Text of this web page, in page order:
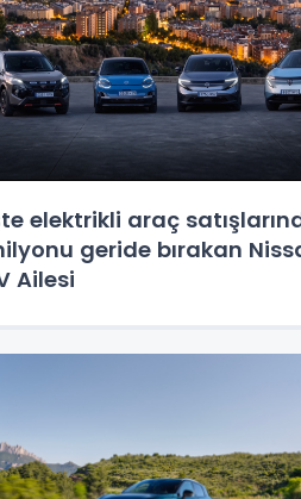
elektrikli araç
geride bırakan
Ailesi